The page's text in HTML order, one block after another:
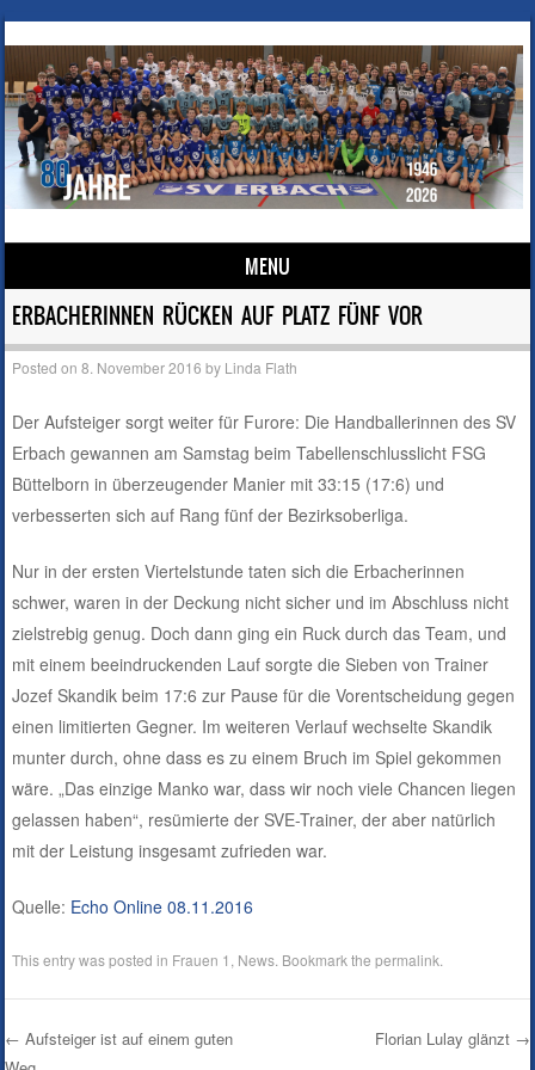
MENU
Skip to content
ERBACHERINNEN RÜCKEN AUF PLATZ FÜNF VOR
Posted on8. November 2016 by Linda Flath
Der Aufsteiger sorgt weiter für Furore: Die Handballerinnen des SV
Erbach gewannen am Samstag beim Tabellenschlusslicht FSG
Büttelborn in überzeugender Manier mit 33:15 (17:6) und
verbesserten sich auf Rang fünf der Bezirksoberliga.
Nur in der ersten Viertelstunde taten sich die Erbacherinnen
schwer, waren in der Deckung nicht sicher und im Abschluss nicht
zielstrebig genug. Doch dann ging ein Ruck durch das Team, und
mit einem beeindruckenden Lauf sorgte die Sieben von Trainer
Jozef Skandik beim 17:6 zur Pause für die Vorentscheidung gegen
einen limitierten Gegner. Im weiteren Verlauf wechselte Skandik
munter durch, ohne dass es zu einem Bruch im Spiel gekommen
wäre. „Das einzige Manko war, dass wir noch viele Chancen liegen
gelassen haben“, resümierte der SVE-Trainer, der aber natürlich
mit der Leistung insgesamt zufrieden war.
Quelle: Echo Online 08.11.2016
This entry was posted in Frauen 1 News . Bookmark thepermalink
← Aufsteiger ist auf einem guten
Florian Lulay glänzt →